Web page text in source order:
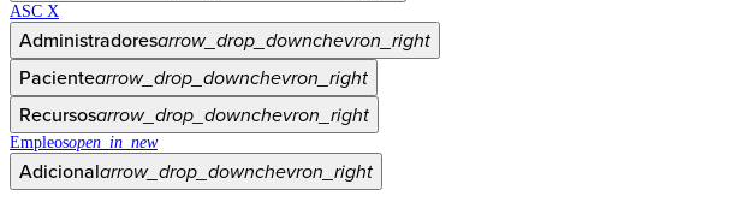
ASC X
Administradoresarrow_drop_downchevron_right
Pacientearrow_drop_downchevron_right
Recursosarrow_drop_downchevron_right
Empleosopen_in_new
Adicionalarrow_drop_downchevron_right